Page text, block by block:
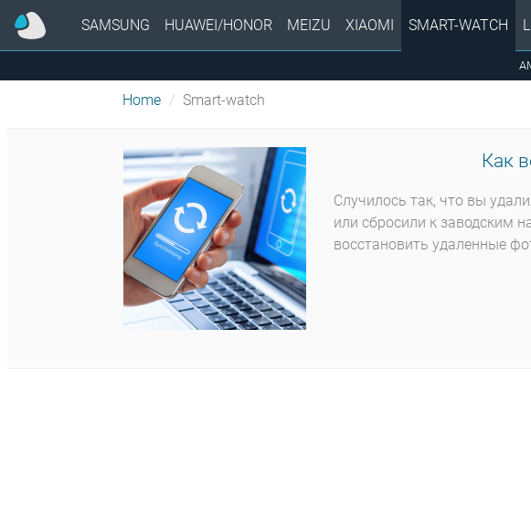
SAMSUNG HUAWEI/HONOR MEIZU XIAOMI SMART-WATCH
Home Smart-watch
Как
Случилось так, что вы
или сбросили к заводским
восстановить удаленные